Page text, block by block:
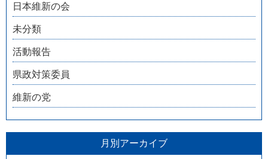
日本維新の会
未分類
活動報告
県政対策委員
維新の党
月別アーカイブ